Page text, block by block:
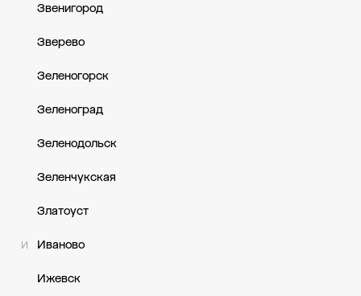
Звенигород
Зверево
Зеленогорск
Зеленоград
Зеленодольск
Зеленчукская
Златоуст
И Иваново
Ижевск